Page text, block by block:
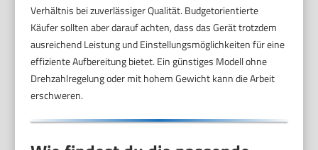
Verhältnis bei zuverlässiger Qualität. Budgetorientierte
Käufer sollten aber darauf achten, dass das Gerät trotzdem
ausreichend Leistung und Einstellungsmöglichkeiten für eine
effiziente Aufbereitung bietet. Ein günstiges Modell ohne
Drehzahlregelung oder mit hohem Gewicht kann die Arbeit
erschweren.